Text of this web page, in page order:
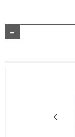
-